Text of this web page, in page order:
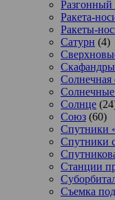
Ракета-
Ракеты-
Сатурн (4)
Солнечная
Солнечные
Солнце
Союз (60)
Спутники
Спутники
Станции
Съемка